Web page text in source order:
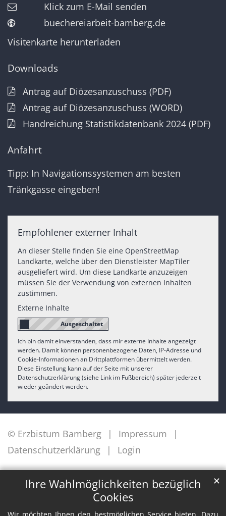
Ihre Wahlmöglichkeiten bezüglich
Cookies
✕
Klick zum E-Mail senden
buechereiarbeit-bamberg.de
Visitenkarte herunterladen
Downloads
Antrag auf Diözesanzuschuss (PDF)
Antrag auf Diözesanzuschuss (WORD)
Handreichung Statistikdatenbank 2024 (PDF)
Anfahrt
Tipp: In Navigationssystemen am besten
Tränkgasse eingeben!
Empfohlener externer Inhalt
An dieser Stelle finden Sie eine OpenStreetMap
Landkarte, welche über den Dienstleister MapTiler
ausgeliefert wird. Um diese Landkarte anzuzeigen
müssen Sie der Verwendung von externen Inhalten
zustimmen.
Externe Inhalte
Ich bin damit einverstanden, dass mir externe Inhalte angezeigt
werden. Damit können personenbezogene Daten, IP-Adresse und
Cookie-Informationen an Drittplattformen übermittelt werden.
Diese Einstellung kann auf der Seite mit unserer
Datenschutzerklärung (siehe Link im Fußbereich) später jederzeit
wieder geändert werden.
© Erzbistum Bamberg
Impressum
Datenschutzerklärung
Login